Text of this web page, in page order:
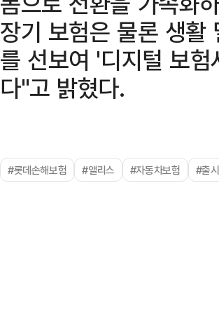
장기 보험은 물론 생활
를 선보여 '디지털 보
다"고 밝혔다.
#롯데손해보험 #앨리스 #자동차보험 #출시